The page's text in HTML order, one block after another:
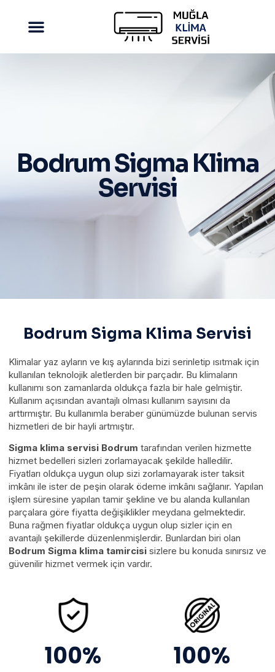
Bodrum Sigma Klima
Servisi
Bodrum Sigma Klima Servisi
Klimalar yaz ayların ve kış aylarında bizi serinletip ısıtmak için
kullanılan teknolojik aletlerden bir parçadır. Bu klimaların
kullanımı son zamanlarda oldukça fazla bir hale gelmiştir.
Kullanım açısından avantajlı olması kullanım sayısını da
arttırmıştır. Bu kullanımla beraber günümüzde bulunan servis
hizmetleri de bir hayli artmıştır.
Sigma klima servisi Bodrum tarafından verilen hizmette
hizmet bedelleri sizleri zorlamayacak şekilde halledilir.
Fiyatları oldukça uygun olup sizi zorlamayarak ister taksit
imkânı ile ister de peşin olarak ödeme imkânı sağlanır. Yapılan
işlem süresine yapılan tamir şekline ve bu alanda kullanılan
parçalara göre fiyatta değişiklikler meydana gelmektedir.
Buna rağmen fiyatlar oldukça uygun olup sizler için en
avantajlı şekillerde düzenlenmişlerdir. Bunlardan biri olan
Bodrum Sigma klima tamircisi sizlere bu konuda sınırsız ve
güvenilir hizmet vermek için vardır.
100% 100%